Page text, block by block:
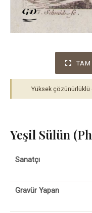
TAM
Yüksek
Yeşil Sülün
Sanatçı
Gravür Yapan